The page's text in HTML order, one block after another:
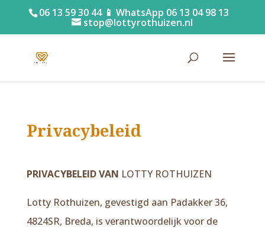
06 13 59 30 44 📱 WhatsApp 06 13 04 98 13
stop@lottyrothuizen.nl
Privacybeleid
PRIVACYBELEID VAN LOTTY ROTHUIZEN
Lotty Rothuizen, gevestigd aan Padakker 36,
4824SR, Breda, is verantwoordelijk voor de